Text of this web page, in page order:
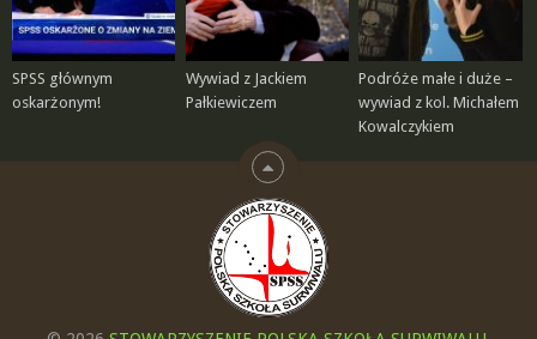
SPSS głównym
oskarżonym!
Wywiad z Jackiem
Pałkiewiczem
Podróże małe i duże –
wywiad z kol. Michałem
Kowalczykiem